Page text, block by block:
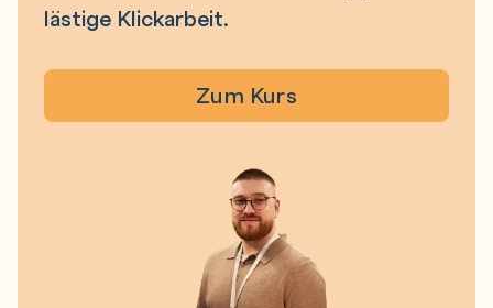
lästige Klickarbeit.
Zum Kurs